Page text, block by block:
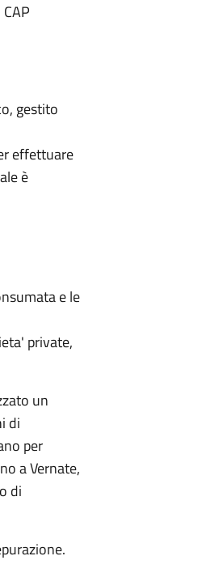
gestito
effettuare
è
e le
private,
un
di
per
a Vernate,
di